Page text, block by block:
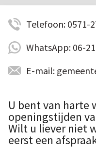
Telefoon: 0571-
WhatsApp: 06-
E-mail:
U bent van harte
openingstijden
Wilt u liever niet
eerst een